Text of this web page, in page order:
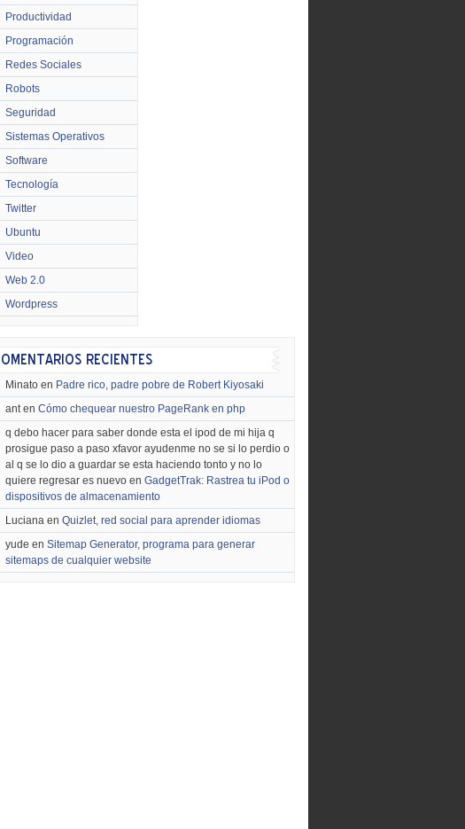
Productividad
Programación
Redes Sociales
Robots
Seguridad
Sistemas Operativos
Software
Tecnología
Twitter
Ubuntu
Video
Web 2.0
Wordpress
Minato en Padre rico, padre pobre de Robert Kiyosaki
ant en Cómo chequear nuestro PageRank en php
q debo hacer para saber donde esta el ipod de mi hija q
prosigue paso a paso xfavor ayudenme no se si lo perdio o
al q se lo dio a guardar se esta haciendo tonto y no lo
quiere regresar es nuevo en GadgetTrak: Rastrea tu iPod o
dispositivos de almacenamiento
Luciana en Quizlet, red social para aprender idiomas
yude en Sitemap Generator, programa para generar
sitemaps de cualquier website